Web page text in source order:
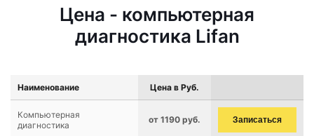
Цена - компьютерная
диагностика Lifan
Наименование Цена в Руб.
Компьютерная
диагностика
от 1190 руб. Записаться